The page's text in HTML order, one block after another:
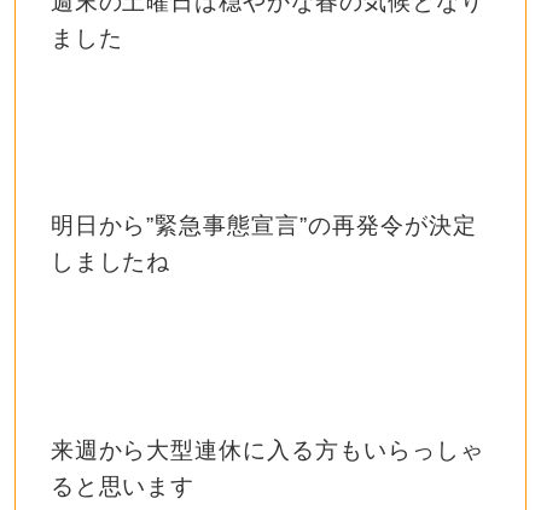
ました
明日から”緊急事態宣言”の再発令が決定
しましたね
来週から大型連休に入る方もいらっしゃ
ると思います